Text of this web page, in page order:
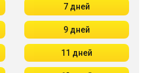
7 дней
9 дней
11 дней